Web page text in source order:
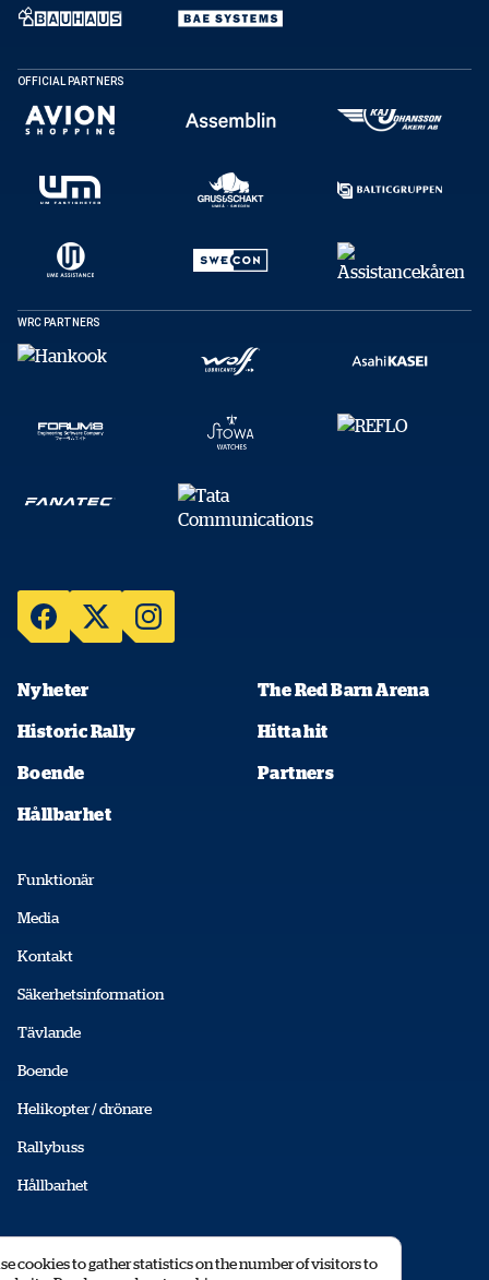
OFFICIAL PARTNERS
WRC PARTNERS
Nyheter The Red Barn Arena
Historic Rally Hitta hit
Boende Partners
Hållbarhet
Funktionär
Media
Kontakt
Säkerhetsinformation
Tävlande
Boende
Helikopter / drönare
Rallybuss
Hållbarhet
cookies to gather statistics on the number of visitors to